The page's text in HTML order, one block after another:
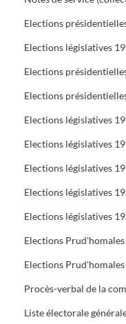
Elections législatives
Elections
Elections
Elections législatives
Procès-verbal de la
Liste électorale